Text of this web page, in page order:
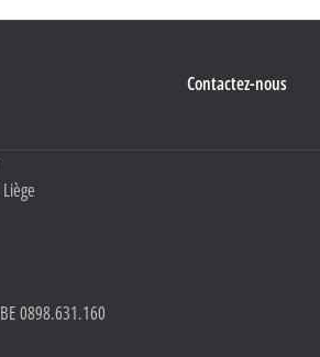
Contactez-nous
Liège
BE 0898.631.160